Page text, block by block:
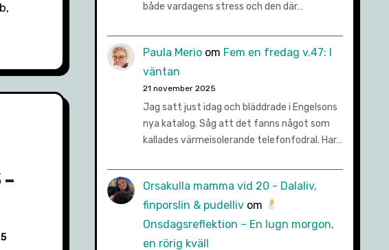
både vardagens stress och den där…
Paula Merioom Fem en fredag v.47: I
väntan
21 november 2025
Jag satt just idag och bläddrade i Engelsons
nya katalog. Såg att det fanns något som
kallades värmeisolerande telefonfodral. Har…
Orsakulla mamma vid 20 - Dalaliv,
finporslin & pudellivom
Onsdagsreflektion – En lugn morgon,
en rörig kväll